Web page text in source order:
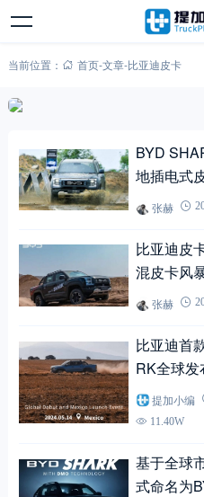
当前位置： 首页-文章-比亚迪皮卡
BYD
地插电式
张赫
比亚迪皮
混皮卡风
张赫
比亚迪首
RK全球发
日提加小编
11.40W
基于全球
式命名为